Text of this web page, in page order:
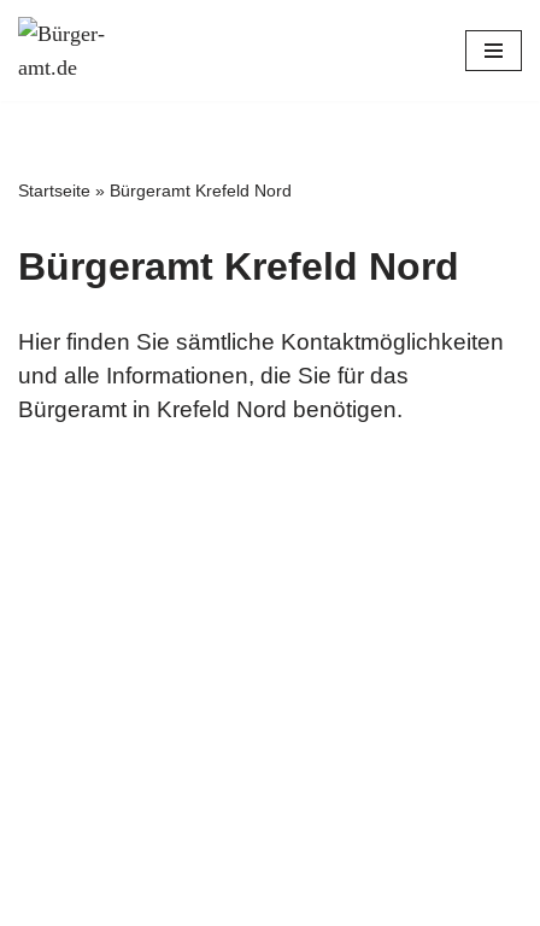
Zum
Startseite » Bürgeramt Krefeld Nord
Bürgeramt Krefeld Nord
Hier finden Sie sämtliche Kontaktmöglichkeiten
und alle Informationen, die Sie für das
Bürgeramt in Krefeld Nord benötigen.